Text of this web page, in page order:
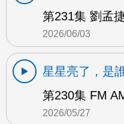
第231集 劉孟
2026/06/03
星星亮了，是
第230集 FM
2026/05/27